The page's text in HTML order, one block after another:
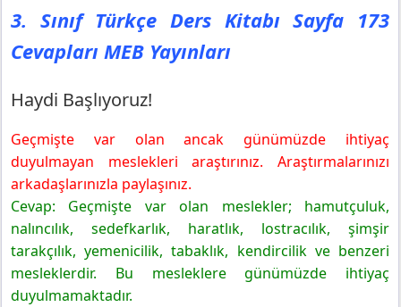
Yayınları
Haydi Başlıyoruz!
Şimdi Okuma Zamanı!
Yayınları
Yayınları
Sözcükleri Keşfediyoruz
3. Sınıf Türkçe Ders Kitabı Sayfa 177 Cevapları MEB
Yayınları
Okuduğumuzu Anlıyoruz
3. Sınıf Türkçe Ders Kitabı Sayfa 178 Cevapları MEB
Yayınları
Dilimizin Kurallarını Öğreniyoruz
3. Sınıf Türkçe Ders Kitabı Sayfa 173
Cevapları MEB Yayınları
Haydi Başlıyoruz!
Geçmişte var olan ancak günümüzde ihtiyaç
duyulmayan meslekleri araştırınız. Araştırmalarınızı
arkadaşlarınızla paylaşınız.
Cevap: Geçmişte var olan meslekler; hamutçuluk,
nalıncılık, sedefkarlık, haratlık, lostracılık, şimşir
tarakçılık, yemenicilik, tabaklık, kendircilik ve benzeri
mesleklerdir. Bu mesleklere günümüzde ihtiyaç
duyulmamaktadır.